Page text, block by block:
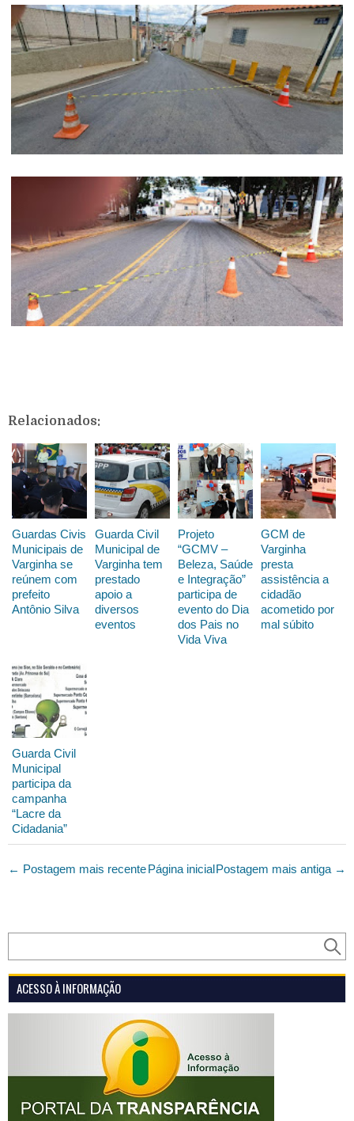
Relacionados:
Guardas Civis
Municipais de
Varginha se
reúnem com
prefeito
Antônio Silva
Guarda Civil
Municipal de
Varginha tem
prestado
apoio a
diversos
eventos
Projeto
“GCMV –
Beleza, Saúde
e Integração”
participa de
evento do Dia
dos Pais no
Vida Viva
GCM de
Varginha
presta
assistência a
cidadão
acometido por
mal súbito
Guarda Civil
Municipal
participa da
campanha
“Lacre da
Cidadania”
← Postagem mais recente Postagem mais antiga →
Página inicial
ACESSO À INFORMAÇÃO